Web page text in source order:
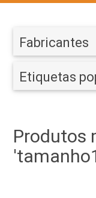
Fabricantes
Etiquetas
Produtos